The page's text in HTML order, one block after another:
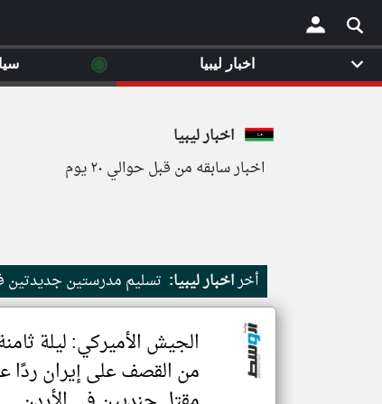
×
اخبار ليبيا
اخبار سابقه من قبل حوالي ٢٠ يوم
أخراخبار ليبيا: تسليم مدرستين جديدتين
الجيش الأميركي: ليلة
من القصف على إيران ردًا
اخبار ليبيا ◉